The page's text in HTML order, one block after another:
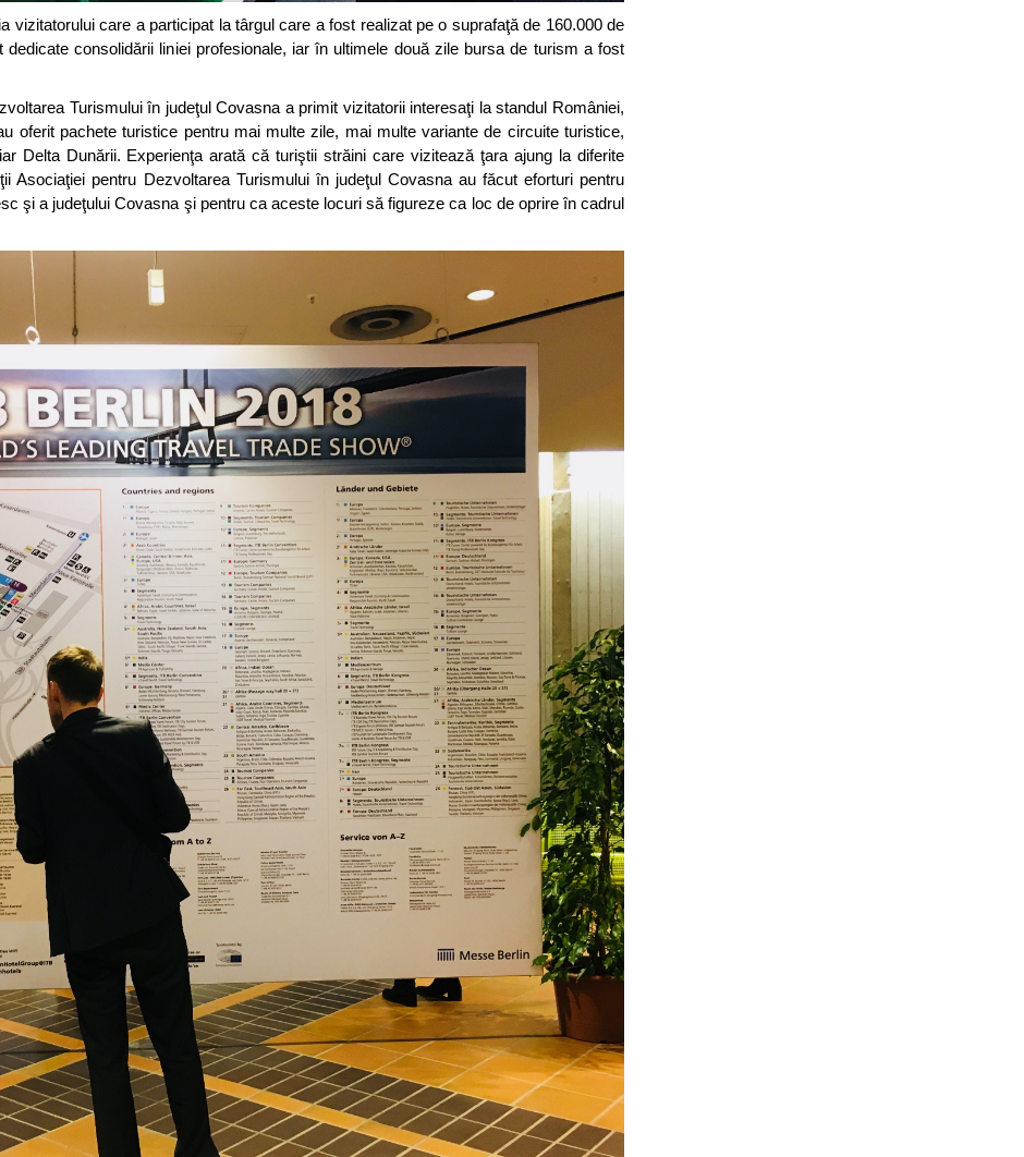
care a participat la târgul care a fost realizat pe o suprafaţă de 160.000 de
consolidării liniei profesionale, iar în ultimele două zile bursa de turism a fost
Turismului în judeţul Covasna a primit vizitatorii interesaţi la standul României,
oferit pachete turistice pentru mai multe zile, mai multe variante de circuite turistice,
Delta Dunării. Experienţa arată că turiştii străini care vizitează ţara ajung la diferite
Asociaţiei pentru Dezvoltarea Turismului în judeţul Covasna au făcut eforturi pentru
şi a judeţului Covasna şi pentru ca aceste locuri să figureze ca loc de oprire în cadrul